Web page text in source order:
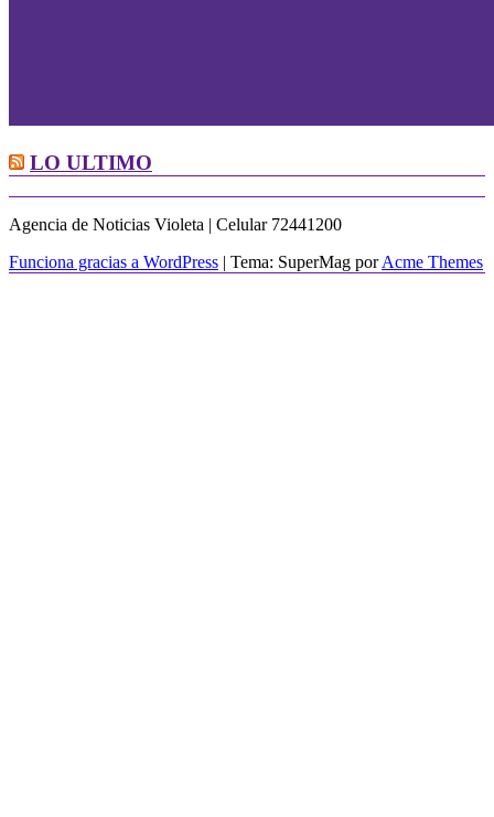
LO ULTIMO
Agencia de Noticias Violeta | Celular 72441200
Funciona gracias a WordPress | Tema: SuperMag porAcme Themes